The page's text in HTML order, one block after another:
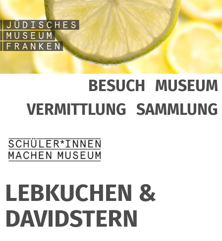
BESUCH MUSEUM
VERMITTLUNG SAMMLUNG
LEBKUCHEN &
DAVIDSTERN